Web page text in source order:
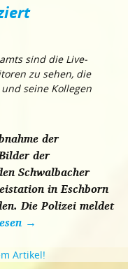
sind die Live-
zu sehen, die
seine Kollegen
der
der
Schwalbacher
in Eschborn
Die Polizei meldet
→
Artikel!